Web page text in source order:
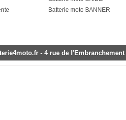
Batterie moto BANNER
- 4 rue de